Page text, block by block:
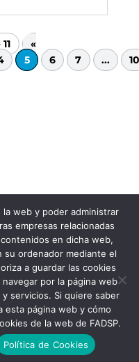
«
5 6 7 ...
|Política de
de Cookies
web y poder administrar
empresas relacionadas
en dicha web,
su ordenador mediante el
a guardar las cookies
por la página web
servicios. Si quiere saber
esta página web y cómo
de la web de FADSP.
Política de Cookies